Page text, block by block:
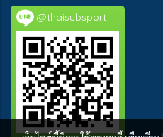
@thaisubsport